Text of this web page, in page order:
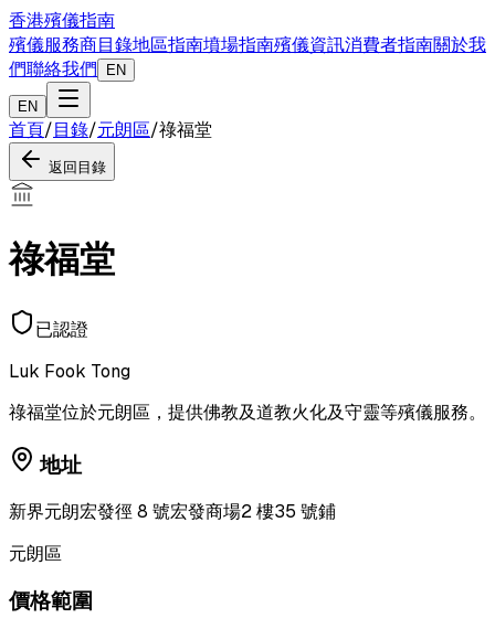
香港殯儀指南
殯儀服務商目錄地區指南墳場指南殯儀資訊消費者指南關於我
們聯絡我們 EN
EN
首頁/目錄/元朗區/祿福堂
返回目錄
祿福堂
已認證
Luk Fook Tong
祿福堂位於元朗區，提供佛教及道教火化及守靈等殯儀服務。
地址
新界元朗宏發徑 8 號宏發商場2 樓35 號鋪
元朗區
價格範圍